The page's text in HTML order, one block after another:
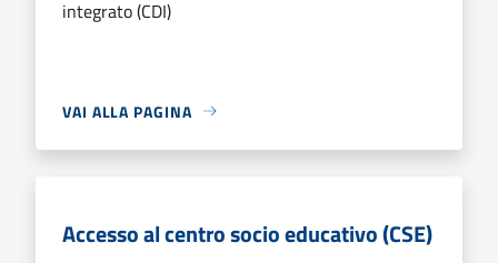
integrato (CDI)
VAI ALLA PAGINA
Accesso al centro socio educativo (CSE)